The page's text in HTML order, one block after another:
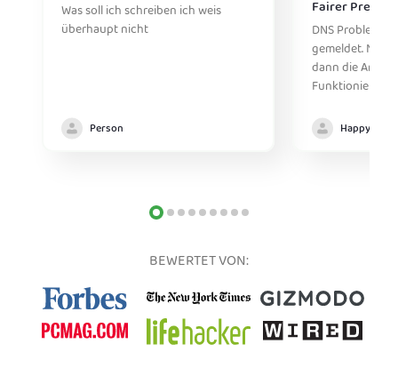
Was soll ich schreiben ich weis
überhaupt nicht
Person
Fairer Preis
DNS Problem
gemeldet.
dann die
Funktioniert
Happy
BEWERTET VON: